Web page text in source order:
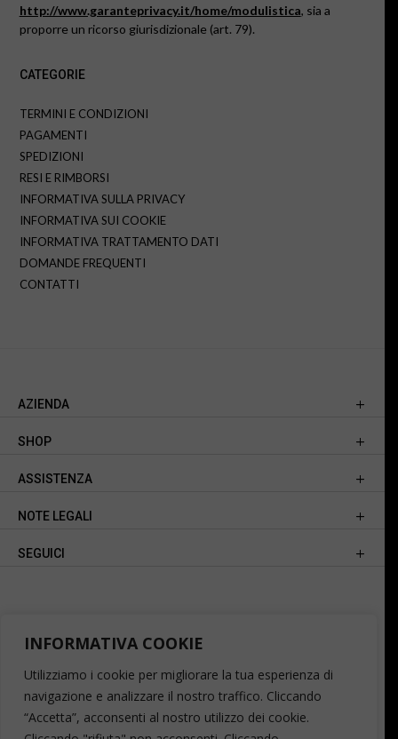
INFORMATIVA COOKIE
Utilizziamo i cookie per migliorare la tua esperienza di
navigazione e analizzare il nostro traffico. Cliccando
“Accetta”, acconsenti al nostro utilizzo dei cookie.
http://www.garanteprivacy.it/home/modulistica, sia a
proporre un ricorso giurisdizionale (art. 79).
CATEGORIE
TERMINI E CONDIZIONI
PAGAMENTI
SPEDIZIONI
RESI E RIMBORSI
INFORMATIVA SULLA PRIVACY
INFORMATIVA SUI COOKIE
INFORMATIVA TRATTAMENTO DATI
DOMANDE FREQUENTI
CONTATTI
AZIENDA
SHOP
ASSISTENZA
NOTE LEGALI
SEGUICI